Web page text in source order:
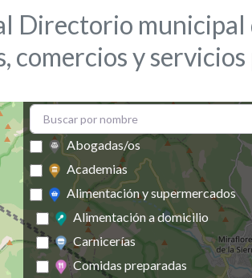
Directorio municipal
comercios y
Abogadas/os
Academias
Alimentación y supermercados
Alimentación a domicilio
Carnicerías
Comidas preparadas